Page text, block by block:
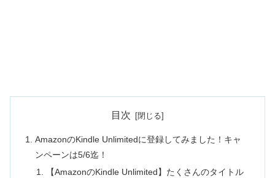
目次
AmazonのKindle Unlimitedに登録してみました！キャ
ンペーンは5/6迄！
【AmazonのKindle Unlimited】たくさんのタイトル